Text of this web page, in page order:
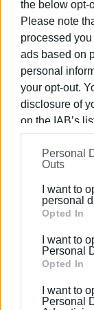
the below opt-
Please note
processed
ads based on
personal
your opt-out.
disclosure of
on the IAB’s
information
on theIAB’s
further
Please note
Google
behaviour.
Google and
section.
Personal
Outs
I want to
personal
Opted In
I want to
Personal
Opted In
I want to
Personal
συναθλητή
ξεχαστεί.
χαράσσεται
στίβου και
Μπορεί να
αθλητής, αλλά
ζωή θα του
ένα σπουδαίο
μας πολλά
συναγωνιστεί
Εμφανίσεις: